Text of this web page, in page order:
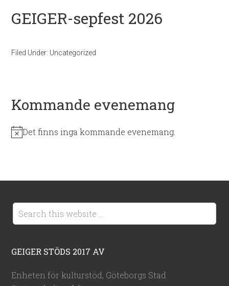
GEIGER-sepfest 2026
Filed Under: Uncategorized
Kommande evenemang
Notis
Det finns inga kommande evenemang.
GEIGER STÖDS 2017 AV
Enheten för kulturstöd, Göteborgs Stad